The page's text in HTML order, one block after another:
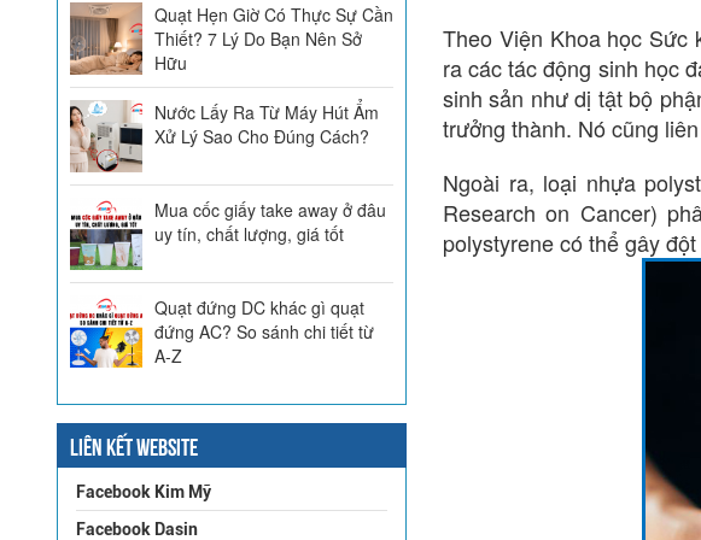
Quạt Hẹn Giờ Có Thực Sự Cần
Thiết? 7 Lý Do Bạn Nên Sở
Hữu
Nước Lấy Ra Từ Máy Hút Ẩm
Xử Lý Sao Cho Đúng Cách?
Mua cốc giấy take away ở đâu
uy tín, chất lượng, giá tốt
Quạt đứng DC khác gì quạt
đứng AC? So sánh chi tiết từ
A-Z
LIÊN KẾT WEBSITE
Facebook Kim Mỹ
Facebook Dasin
Theo Viện Khoa học Sức
ra các tác động sinh học
sinh sản như dị tật bộ
trưởng thành. Nó cũng
Ngoài ra, loại nhựa
Research on Cancer)
polystyrene có thể gây